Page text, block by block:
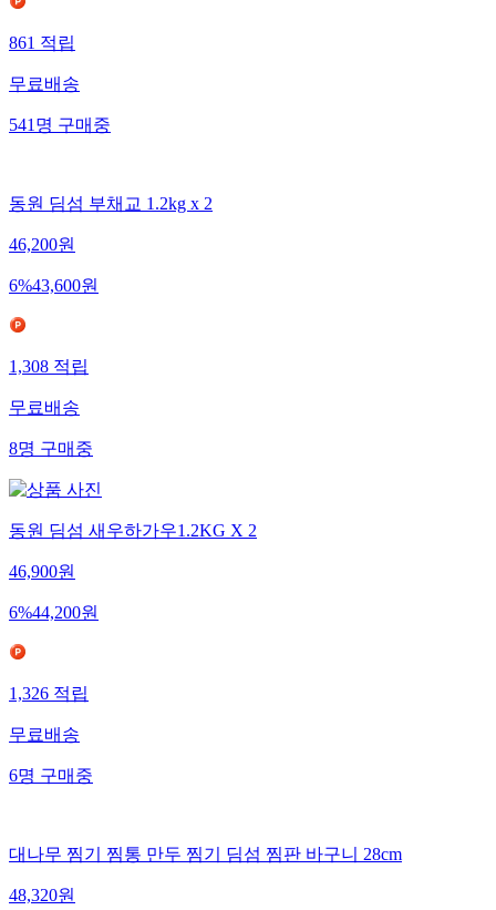
861 적립
무료배송
541 명 구매중
동원 딤섬 부채교 1.2kg x 2
46,200원
6%43,600원
1,308 적립
무료배송
8명 구매중
동원 딤섬 새우하가우1.2KG X 2
46,900원
6%44,200원
1,326 적립
무료배송
6명 구매중
대나무 찜기 찜통 만두 찜기 딤섬 찜판 바구니 28cm
48,320원